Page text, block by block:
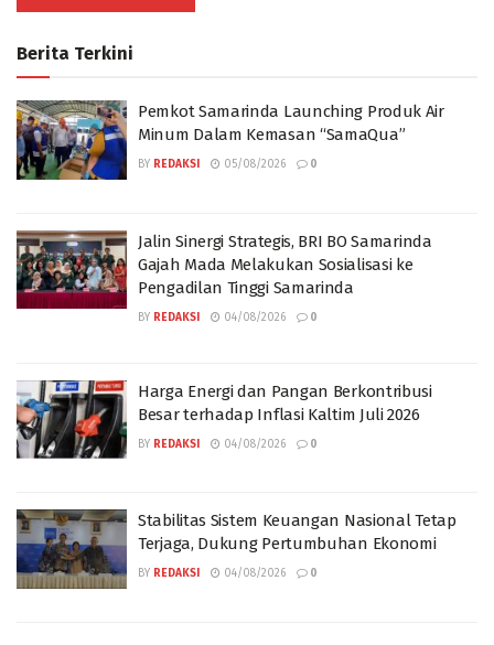
Berita Terkini
Pemkot Samarinda Launching Produk Air
Minum Dalam Kemasan “SamaQua”
BY REDAKSI 05/08/2026 0
Jalin Sinergi Strategis, BRI BO Samarinda
Gajah Mada Melakukan Sosialisasi ke
Pengadilan Tinggi Samarinda
BY REDAKSI 04/08/2026 0
Harga Energi dan Pangan Berkontribusi
Besar terhadap Inflasi Kaltim Juli 2026
BY REDAKSI 04/08/2026 0
Stabilitas Sistem Keuangan Nasional Tetap
Terjaga, Dukung Pertumbuhan Ekonomi
BY REDAKSI 04/08/2026 0